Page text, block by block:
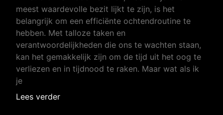
meest waardevolle bezit lijkt te zijn, is het
belangrijk om een efficiënte ochtendroutine te
hebben. Met talloze taken en
verantwoordelijkheden die ons te wachten staan,
kan het gemakkelijk zijn om de tijd uit het oog te
verliezen en in tijdnood te raken. Maar wat als ik
je
Lees verder